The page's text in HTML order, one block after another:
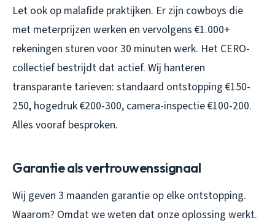
Let ook op malafide praktijken. Er zijn cowboys die
met meterprijzen werken en vervolgens €1.000+
rekeningen sturen voor 30 minuten werk. Het CERO-
collectief bestrijdt dat actief. Wij hanteren
transparante tarieven: standaard ontstopping €150-
250, hogedruk €200-300, camera-inspectie €100-200.
Alles vooraf besproken.
Garantie als vertrouwenssignaal
Wij geven 3 maanden garantie op elke ontstopping.
Waarom? Omdat we weten dat onze oplossing werkt.